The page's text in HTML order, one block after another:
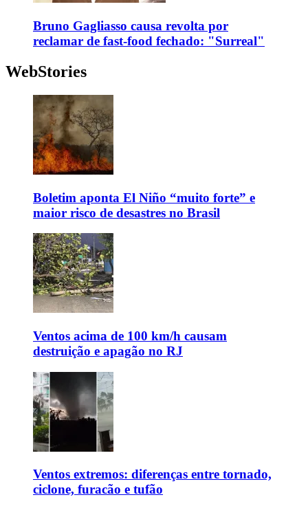
Bruno Gagliasso causa revolta por
reclamar de fast-food fechado: "Surreal"
WebStories
Boletim aponta El Niño “muito forte” e
maior risco de desastres no Brasil
Ventos acima de 100 km/h causam
destruição e apagão no RJ
Ventos extremos: diferenças entre tornado,
ciclone, furacão e tufão